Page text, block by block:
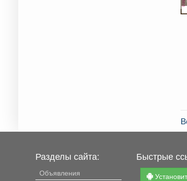
Разделы сайта:
Объявления
Быстрые